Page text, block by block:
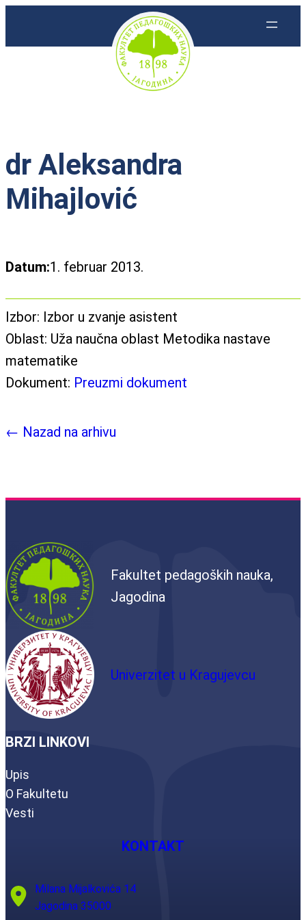
dr Aleksandra
Mihajlović
Datum:1. februar 2013.
Izbor: Izbor u zvanje asistent
Oblast: Uža naučna oblast Metodika nastave
matematike
Dokument: Preuzmi dokument
← Nazad na arhivu
Fakultet pedagoških nauka,
Jagodina
Univerzitet u Kragujevcu
BRZI LINKOVI
Upis
O Fakultetu
Vesti
KONTAKT
Milana Mijalkovića 14
Jagodina 35000